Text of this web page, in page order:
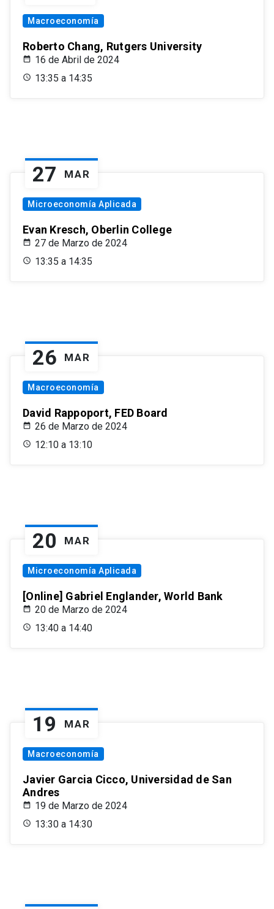
Macroeconomía
Roberto Chang, Rutgers University
16 de Abril de 2024
13:35 a 14:35
27 MAR
Microeconomía Aplicada
Evan Kresch, Oberlin College
27 de Marzo de 2024
13:35 a 14:35
26 MAR
Macroeconomía
David Rappoport, FED Board
26 de Marzo de 2024
12:10 a 13:10
20 MAR
Microeconomía Aplicada
[Online] Gabriel Englander, World Bank
20 de Marzo de 2024
13:40 a 14:40
19 MAR
Macroeconomía
Javier Garcia Cicco, Universidad de San
Andres
19 de Marzo de 2024
13:30 a 14:30